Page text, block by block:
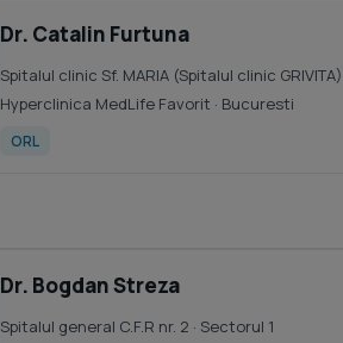
Dr. Catalin Furtuna
Spitalul clinic Sf. MARIA (Spitalul clinic GRIVITA)
Hyperclinica MedLife Favorit · Bucuresti
ORL
Dr. Bogdan Streza
Spitalul general C.F.R nr. 2 · Sectorul 1